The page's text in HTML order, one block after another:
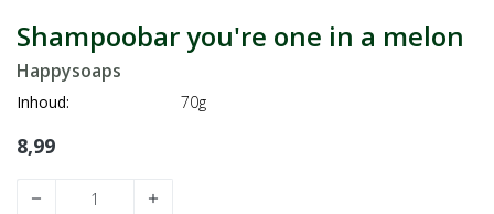
Shampoobar you're one in a melon
Happysoaps
Inhoud: 70g
8,99
remove add